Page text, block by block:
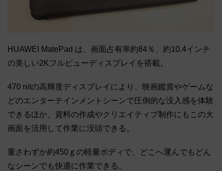
HUAWEI MatePad は、画面占有率約84％、約10.4インチ
の美しい2Kフルビューディスプレイを搭載。
470 nitの高輝度ディスプレイにより、映画鑑賞やゲームな
どのエンターテインメントシーンで圧倒的な没入感を体験
できるほか、資料の作成やクリエイティブ制作にもこの大
画面を活用して作業に没頭できる。
重さわずか約450ｇの軽量ボディで、どこへ運んでもどん
なシーンでも快適に作業できる。